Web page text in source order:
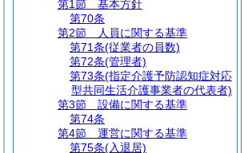
第1節
基本方針
第70条
第2節
人員に関する基準
第71条(従業者の員数)
第72条(管理者)
第73条(指定介護予防認知症対応
型共同生活介護事業者の代表者)
第3節
設備に関する基準
第74条
第4節
運営に関する基準
第75条(入退居)